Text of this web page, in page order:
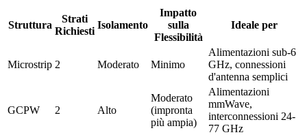
Struttura
Strati
Richiesti
Isolamento
Impatto
sulla
Flessibilità
Ideale per
Microstrip 2 Moderato Minimo
Alimentazioni sub-6
GHz, connessioni
d'antenna semplici
GCPW 2 Alto
Moderato
(impronta
più ampia)
Alimentazioni
mmWave,
interconnessioni 24-
77 GHz